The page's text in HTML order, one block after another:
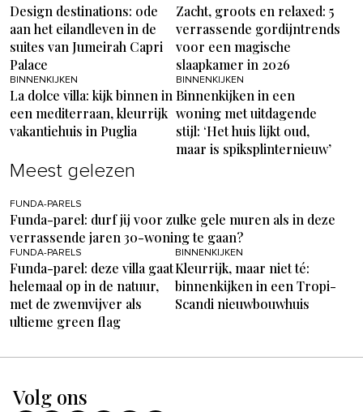
Design destinations: ode
aan het eilandleven in de
suites van Jumeirah Capri
Palace
Zacht, groots en relaxed: 5
verrassende gordijntrends
voor een magische
slaapkamer in 2026
BINNENKIJKEN
La dolce villa: kijk binnen in
een mediterraan, kleurrijk
vakantiehuis in Puglia
BINNENKIJKEN
Binnenkijken in een
woning met uitdagende
stijl: ‘Het huis lijkt oud,
maar is spiksplinternieuw’
Meest gelezen
FUNDA-PARELS
Funda-parel: durf jij voor zulke gele muren als in deze
verrassende jaren 30-woning te gaan?
FUNDA-PARELS
Funda-parel: deze villa gaat
helemaal op in de natuur,
met de zwemvijver als
ultieme green flag
BINNENKIJKEN
Kleurrijk, maar niet té:
binnenkijken in een Tropi-
Scandi nieuwbouwhuis
Volg ons